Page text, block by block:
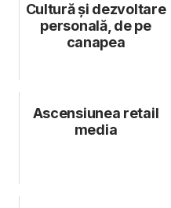
Cultură și dezvoltare
personală, de pe
canapea
Ascensiunea retail
media